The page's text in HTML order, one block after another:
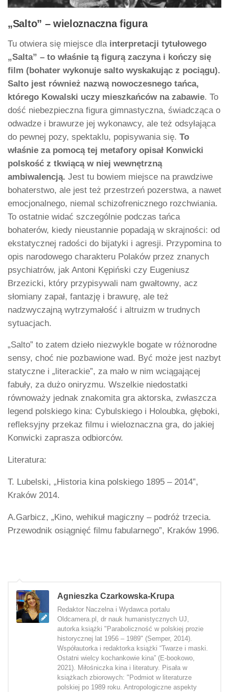
„Salto” – wieloznaczna figura
Tu otwiera się miejsce dla interpretacji tytułowego
„Salta” – to właśnie tą figurą zaczyna i kończy się
film (bohater wykonuje salto wyskakując z pociągu).
Salto jest również nazwą nowoczesnego tańca,
którego Kowalski uczy mieszkańców na zabawie. To
dość niebezpieczna figura gimnastyczna, świadcząca o
odwadze i brawurze jej wykonawcy, ale też odsyłająca
do pewnej pozy, spektaklu, popisywania się. To
właśnie za pomocą tej metafory opisał Konwicki
polskość z tkwiącą w niej wewnętrzną
ambiwalencją. Jest tu bowiem miejsce na prawdziwe
bohaterstwo, ale jest też przestrzeń pozerstwa, a nawet
emocjonalnego, niemal schizofrenicznego rozchwiania.
To ostatnie widać szczególnie podczas tańca
bohaterów, kiedy nieustannie popadają w skrajności: od
ekstatycznej radości do bijatyki i agresji. Przypomina to
opis narodowego charakteru Polaków przez znanych
psychiatrów, jak Antoni Kępiński czy Eugeniusz
Brzezicki, który przypisywali nam gwałtowny, acz
słomiany zapał, fantazję i brawurę, ale też
nadzwyczajną wytrzymałość i altruizm w trudnych
sytuacjach.
„Salto” to zatem dzieło niezwykle bogate w różnorodne
sensy, choć nie pozbawione wad. Być może jest nazbyt
statyczne i „literackie”, za mało w nim wciągającej
fabuły, za dużo oniryzmu. Wszelkie niedostatki
równoważy jednak znakomita gra aktorska, zwłaszcza
legend polskiego kina: Cybulskiego i Holoubka, głęboki,
refleksyjny przekaz filmu i wieloznaczna gra, do jakiej
Konwicki zaprasza odbiorców.
Literatura:
T. Lubelski, „Historia kina polskiego 1895 – 2014”,
Kraków 2014.
A.Garbicz, „Kino, wehikuł magiczny – podróż trzecia.
Przewodnik osiągnięć filmu fabularnego”, Kraków 1996.
Agnieszka Czarkowska-Krupa
Redaktor Naczelna i Wydawca portalu
Oldcamera.pl, dr nauk humanistycznych UJ,
autorka książki "Paraboliczność w polskiej prozie
historycznej lat 1956 – 1989" (Semper, 2014).
Współautorka i redaktorka książki “Twarze i maski.
Ostatni wielcy kochankowie kina” (E-bookowo,
2021). Miłośniczka kina i literatury. Pisała w
książkach zbiorowych: "Podmiot w literaturze
polskiej po 1989 roku. Antropologiczne aspekty